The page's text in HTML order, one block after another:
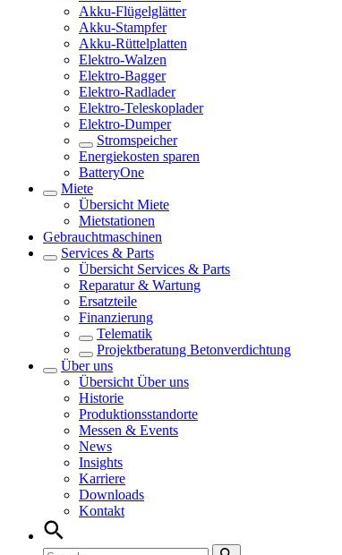
Akku-Flügelglätter
Akku-Stampfer
Akku-Rüttelplatten
Elektro-Walzen
Elektro-Bagger
Elektro-Radlader
Elektro-Teleskoplader
Elektro-Dumper
Stromspeicher
Energiekosten sparen
BatteryOne
Miete
Übersicht Miete
Mietstationen
Gebrauchtmaschinen
Services & Parts
Übersicht Services & Parts
Reparatur & Wartung
Ersatzteile
Finanzierung
Telematik
Projektberatung Betonverdichtung
Über uns
Übersicht Über uns
Historie
Produktionsstandorte
Messen & Events
News
Insights
Karriere
Downloads
Kontakt